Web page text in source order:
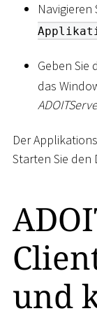
Navigieren
Geben Sie
das
Der
Starten Sie den
und